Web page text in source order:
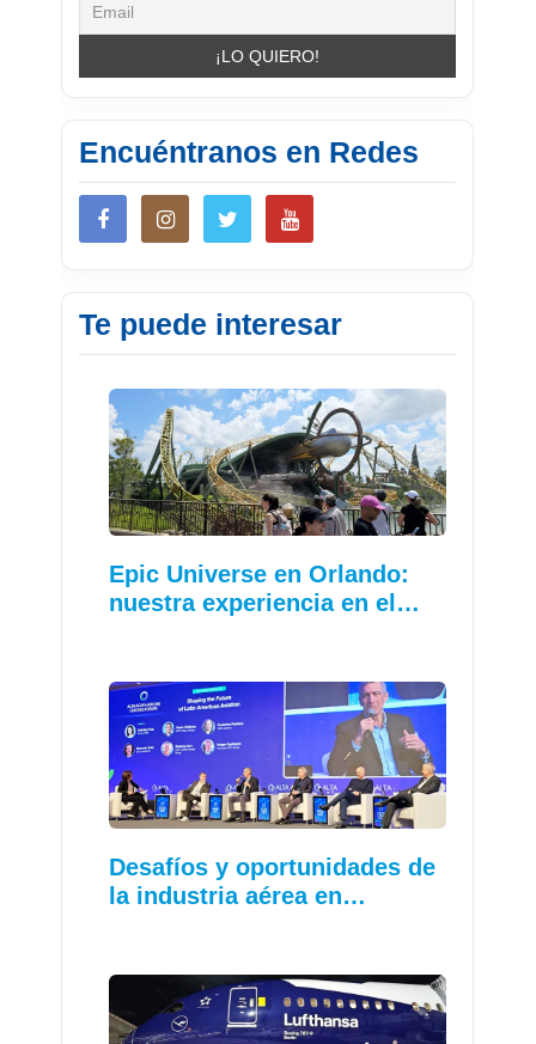
Encuéntranos en Redes
Te puede interesar
Epic Universe en Orlando:
nuestra experiencia en el…
Desafíos y oportunidades de
la industria aérea en…